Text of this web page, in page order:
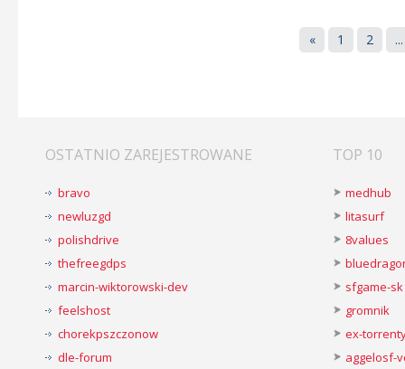
« 1 2 ...
OSTATNIO ZAREJESTROWANE
bravo
newluzgd
polishdrive
thefreegdps
marcin-wiktorowski-dev
feelshost
chorekpszczonow
dle-forum
TOP 10
medhub
litasurf
8values
sfgame-sk
gromnik
ex-
aggelosf-